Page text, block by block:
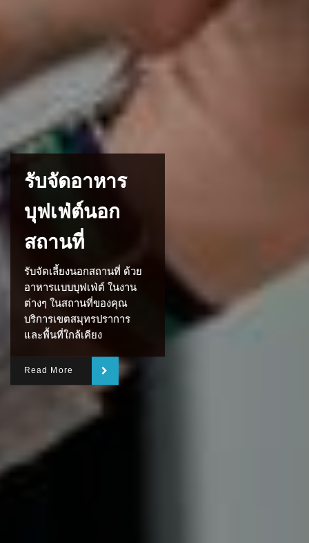
รับจัดอาหาร
บุฟเฟ่ต์นอก
สถานที่
รับจัดเลี้ยงนอกสถานที่ ด้วย
อาหารแบบบุฟเฟ่ต์ ในงาน
ต่างๆ ในสถานที่ของคุณ
บริการเขตสมุทรปราการ
และพื้นที่ใกล้เคียง
Read More